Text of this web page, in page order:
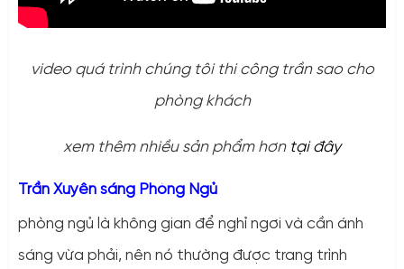
video quá trình chúng tôi thi công trần sao cho
phòng khách
xem thêm nhiều sản phẩm hơn tại đây
Trần Xuyên sáng Phòng Ngủ
phòng ngủ là không gian để nghỉ ngơi và cần ánh
sáng vừa phải, nên nó thường được trang trình